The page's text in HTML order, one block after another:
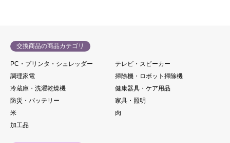
交換商品の商品カテゴリ
PC・プリンタ・シュレッダー
テレビ・スピーカー
調理家電
掃除機・ロボット掃除機
冷蔵庫・洗濯乾燥機
健康器具・ケア用品
防災・バッテリー
家具・照明
米
肉
加工品